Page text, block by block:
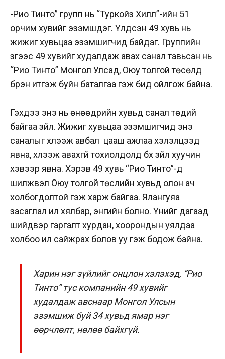
-Рио Тинто” групп нь “Туркойз Хилл”-ийн 51
орчим хувийг эзэмшдэг. Үлдсэн 49 хувь нь
жижиг хувьцаа эзэмшигчид байдаг. Группийн
зүгээс 49 хувийг худалдаж авах санал тавьсан нь
“Рио Тинто” Монгол Улсад, Оюу толгой төсөлд
бүрэн итгэж буйн баталгаа гэж бид ойлгож байна.
Гэхдээ энэ нь өнөөдрийн хувьд санал төдий
байгаа зүйл. Жижиг хувьцаа эзэмшигчид энэ
саналыг хүлээж авбал цааш ажлаа хэлэлцээд
явна, хүлээж авахгүй тохиолдолд бүх зүйл хуучин
хэвээр явна. Хэрэв 49 хувь “Рио Тинто”-д
шилжвэл Оюу толгой төслийн хувьд олон ач
холбогдолтой гэж харж байгаа. Ялангуяа
засаглал илүү хялбар, энгийн болно. Үүнийг дагаад
шийдвэр гаргалт хурдан, хоорондын уялдаа
холбоо илүү сайжрах болов уу гэж бодож байна.
Харин нэг зүйлийг онцлон хэлэхэд, “Рио
Тинто” тус компанийн 49 хувийг
худалдаж авснаар Монгол Улсын
эзэмшиж буй 34 хувьд ямар нэг
өөрчлөлт, нөлөө байхгүй.